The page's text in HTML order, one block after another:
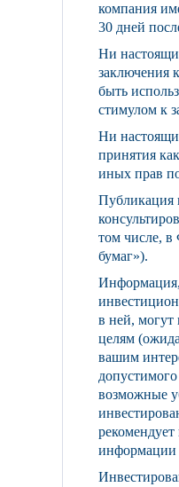
компания
30 дней
Ни
заключения
быть
стимулом к
Ни
принятия
иных прав
Публикация
том числе,
бумаг»).
Информация,
в ней,
целям
вашим
допустимого
возможные
информации